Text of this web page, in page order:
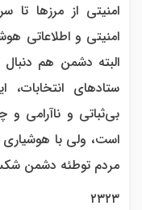
امنیتی از مرزها تا
امنیتی و اطلاعاتی
البته دشمن هم دنبال
ستادهای
بی‌ثباتی و ناآرامی
است، ولی با هوشیاری
مردم توطئه دشمن
۲۳۲۳